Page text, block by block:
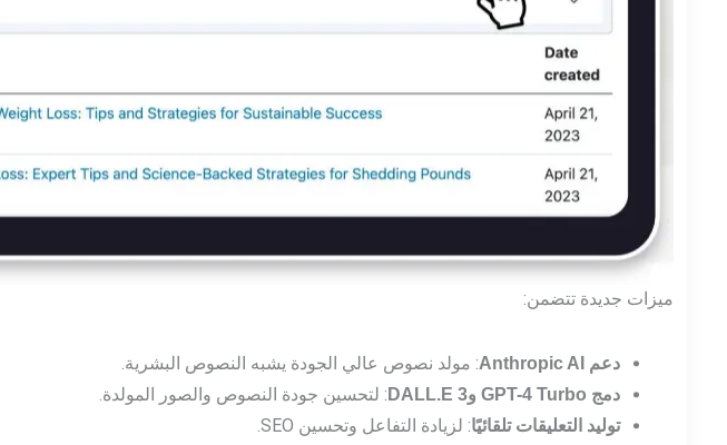
ميزات جديدة تتضمن:
دعم Anthropic AI : مولد نصوص عالي الجودة يشبه النصوص البشرية.
دمج GPT-4 Turbo وDALL.E 3 : لتحسين جودة النصوص والصور المولدة.
توليد التعليقات تلقائيًا: لزيادة التفاعل وتحسين SEO.